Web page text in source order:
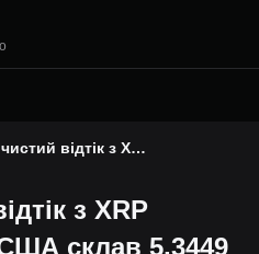
Денний чистий відтік з XRP спотових ETF у США склав 5,3449 мільйона доларів
з XRP
склав 5,3449